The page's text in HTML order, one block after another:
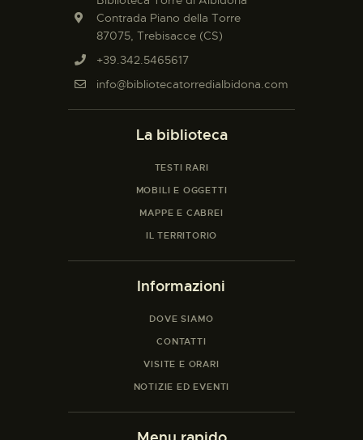
MAPPE E CABREI
IL TERRITORIO
CATALOGO
INFORMAZIONI UTILI
CONTATTI
Contrada Piano della Torre
87075, Trebisacce (CS)
+39.342.5465617
info@bibliotecatorredialbidona.com
La biblioteca
TESTI RARI
MOBILI E OGGETTI
MAPPE E CABREI
IL TERRITORIO
Informazioni
DOVE SIAMO
CONTATTI
VISITE E ORARI
NOTIZIE ED EVENTI